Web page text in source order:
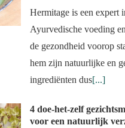
Hermitage is een expert
Ayurvedische voeding
de gezondheid voorop
hem zijn natuurlijke en
ingrediënten dus[...]
4 doe-het-zelf
voor een natuurlijk